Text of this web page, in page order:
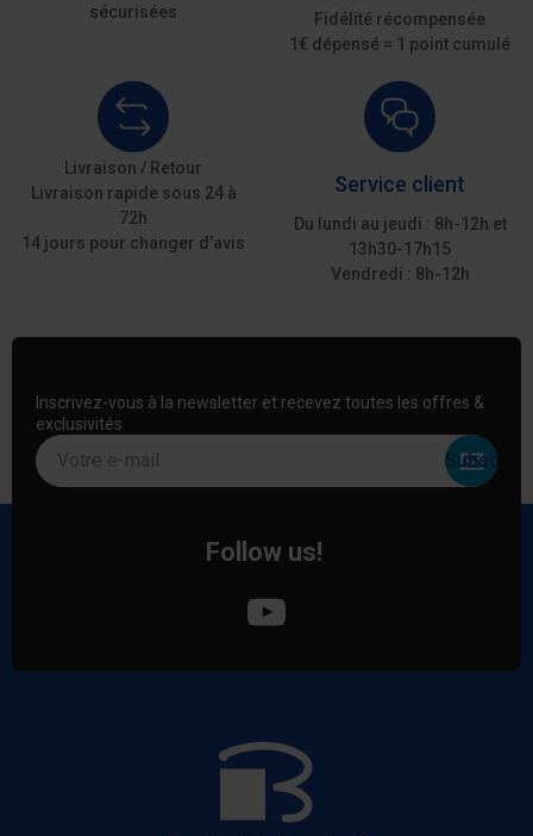
sécurisées
Fidélité récompensée
1€ dépensé = 1 point cumulé
Livraison / Retour
Livraison rapide sous 24 à
72h
14 jours pour changer d’avis
Service client
Du lundi au jeudi : 8h-12h et
13h30-17h15
Vendredi : 8h-12h
Inscrivez-vous à la newsletter et recevez toutes les offres &
exclusivités
Votre e-mail
Follow us!